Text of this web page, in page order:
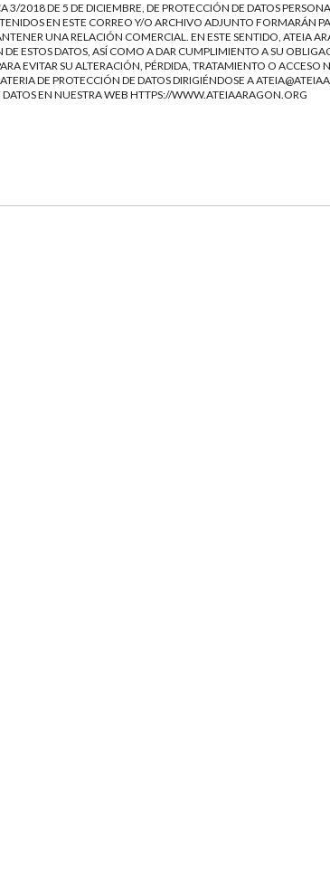
2018 DE 5 DE DICIEMBRE, DE PROTECCIÓN DE DATOS
EN ESTE CORREO Y/O ARCHIVO ADJUNTO FORMARÁN
UNA RELACIÓN COMERCIAL. EN ESTE SENTIDO, ATEIA
ESTOS DATOS, ASÍ COMO A DAR CUMPLIMIENTO A SU
EVITAR SU ALTERACIÓN, PÉRDIDA, TRATAMIENTO O ACCESO
DE PROTECCIÓN DE DATOS DIRIGIÉNDOSE A
EN NUESTRA WEB HTTPS://WWW.ATEIAARAGON.ORG